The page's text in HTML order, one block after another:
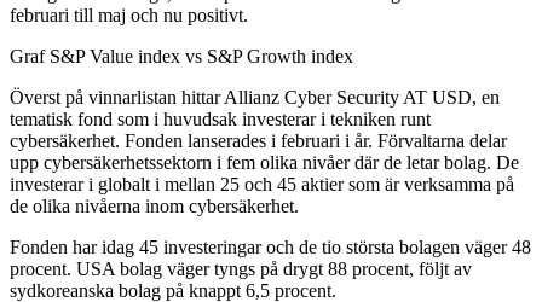
februari till maj och nu positivt.
Graf S&P Value index vs S&P Growth index
Överst på vinnarlistan hittar Allianz Cyber Security AT USD, en
tematisk fond som i huvudsak investerar i tekniken runt
cybersäkerhet. Fonden lanserades i februari i år. Förvaltarna delar
upp cybersäkerhetssektorn i fem olika nivåer där de letar bolag. De
investerar i globalt i mellan 25 och 45 aktier som är verksamma på
de olika nivåerna inom cybersäkerhet.
Fonden har idag 45 investeringar och de tio största bolagen väger 48
procent. USA bolag väger tyngs på drygt 88 procent, följt av
sydkoreanska bolag på knappt 6,5 procent.